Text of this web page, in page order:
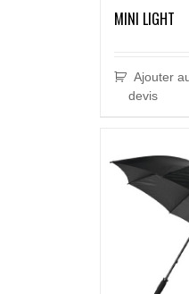
MINI LIGHT
Ajouter
devis